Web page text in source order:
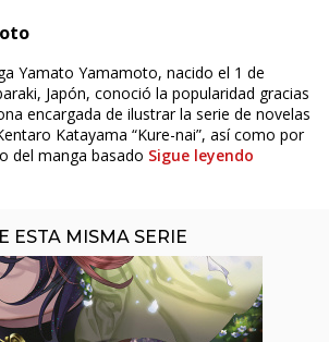
Yamato Yamamoto, nacido el 1 de
Japón, conoció la popularidad gracias
encargada de ilustrar la serie de novelas
Katayama “Kure-nai”, así como por
del manga basado Sigue leyendo
ESTA MISMA SERIE